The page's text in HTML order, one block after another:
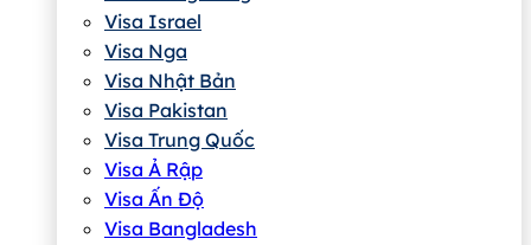
Visa Israel
Visa Nga
Visa Nhật Bản
Visa Pakistan
Visa Trung Quốc
Visa Ả Rập
Visa Ấn Độ
Visa Bangladesh